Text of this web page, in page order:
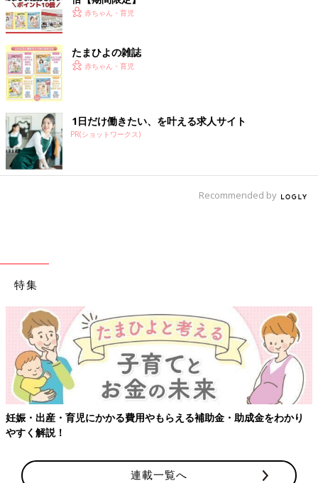
赤ちゃん・育児
たまひよの雑誌
赤ちゃん・育児
1日だけ働きたい、を叶える求人サイト
PR(ショットワークス)
Recommended by
特集
妊娠・出産・育児にかかる費用やもらえる補助金・助成金をわかり
やすく解説！
連載一覧へ